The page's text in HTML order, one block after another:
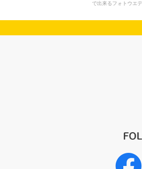
で出来るフォトウエ